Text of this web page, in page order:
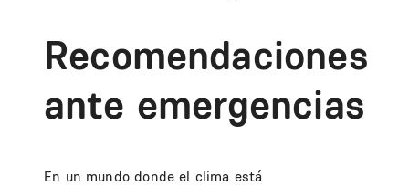
Recomendaciones
ante emergencias
En un mundo donde el clima está